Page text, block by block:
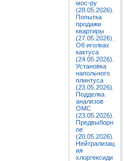
мос-ру
(28.05.2026).
Попытка
продажи
квартиры
(27.05.2026).
Об иголках
кактуса
(24.05.2026).
Установка
напольного
плинтуса
(23.05.2026).
Подделка
анализов
ОМС
(23.05.2026).
Предвыборн
ое
(20.05.2026).
Нейтрализац
ия
хлоргексиди